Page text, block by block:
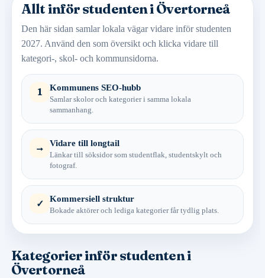
Allt inför studenten i Övertorneå
Den här sidan samlar lokala vägar vidare inför studenten
2027. Använd den som översikt och klicka vidare till
kategori-, skol- och kommunsidorna.
1 Kommunens SEO-hubb
Samlar skolor och kategorier i samma lokala
sammanhang.
→ Vidare till longtail
Länkar till söksidor som studentflak, studentskylt och
fotograf.
✓ Kommersiell struktur
Bokade aktörer och lediga kategorier får tydlig plats.
Kategorier inför studenten i
Övertorneå